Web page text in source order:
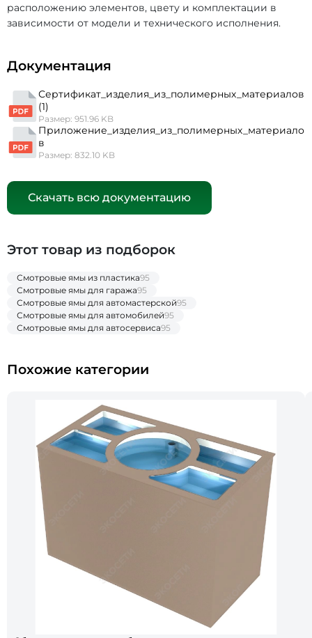
расположению элементов, цвету и комплектации в
зависимости от модели и технического исполнения.
Документация
Сертификат_изделия_из_полимерных_материалов
(1)
Размер: 951.96 KB
Приложение_изделия_из_полимерных_материало
в
Размер: 832.10 KB
Скачать всю документацию
Этот товар из подборок
Смотровые ямы из пластика95
Смотровые ямы для гаража95
Смотровые ямы для автомастерской95
Смотровые ямы для автомобилей95
Смотровые ямы для автосервиса95
Похожие категории